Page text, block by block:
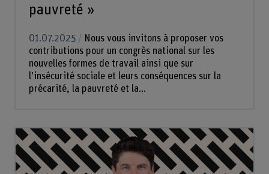
pauvreté »
01.07.2025
Nous vous invitons à proposer vos
contributions pour un congrès national sur les
nouvelles formes de travail ainsi que sur
l’insécurité sociale et leurs conséquences sur la
précarité, la pauvreté et la...